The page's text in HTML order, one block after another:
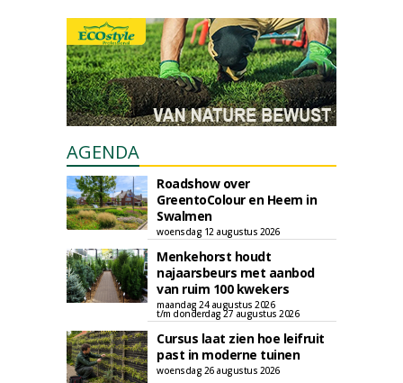
AGENDA
Roadshow over
GreentoColour en Heem in
Swalmen
woensdag 12 augustus 2026
Menkehorst houdt
najaarsbeurs met aanbod
van ruim 100 kwekers
maandag 24 augustus 2026
t/m donderdag 27 augustus 2026
Cursus laat zien hoe leifruit
past in moderne tuinen
woensdag 26 augustus 2026